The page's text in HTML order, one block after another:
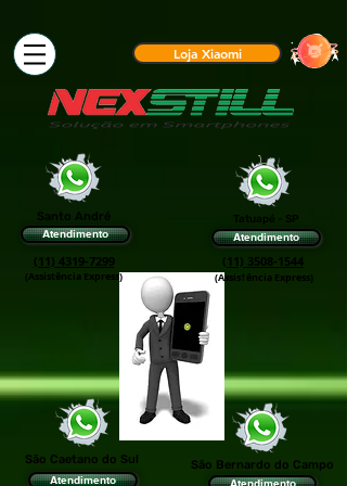
Loja Xiaomi
Santo André
Atendimento
(11) 4319-7299
(Assistência Express)
Tatuapé - SP
Atendimento
(11) 3508-1544
(Assis†ência Express)
São Bernardo do Campo
Atendimento
São Caetano do Sul
Atendimento